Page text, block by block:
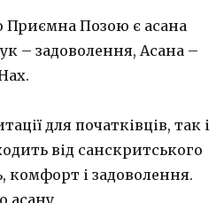
Приємна Позою є асана
– задоволення, Асана –
для початківців, так і
від санскритського
комфорт і задоволення.
асану.